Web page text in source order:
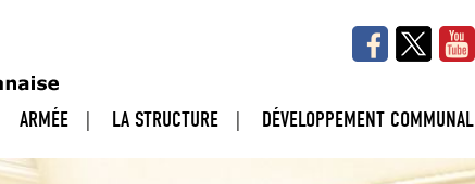
ARMÉE LA STRUCTURE DÉVELOPPEMENT COMMUNAL